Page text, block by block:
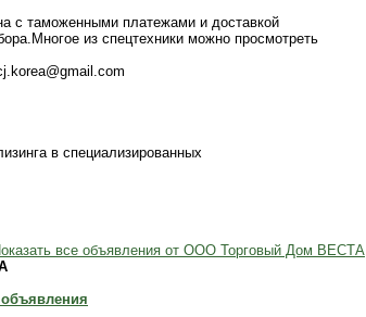
с таможенными платежами и доставкой
из спецтехники можно просмотреть
в специализированных
все объявления от ООО Торговый Дом ВЕСТА